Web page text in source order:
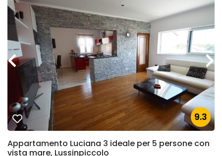
9.3
Appartamento Luciana 3 ideale per 5 persone con
vista mare, Lussinpiccolo